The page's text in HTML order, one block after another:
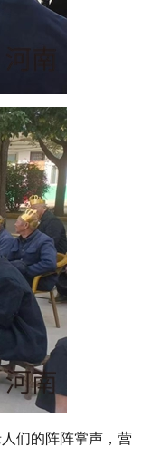
们的阵阵掌声，营